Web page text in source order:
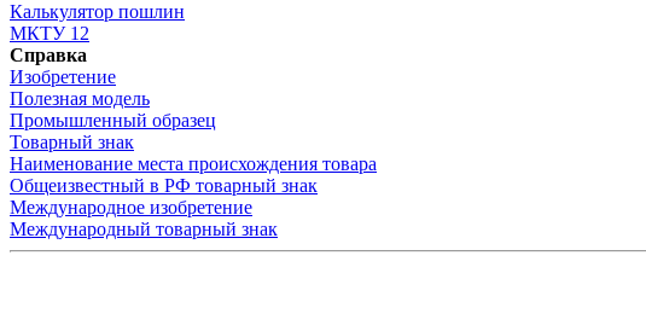
Калькулятор пошлин
МКТУ 12
Справка
Изобретение
Полезная модель
Промышленный образец
Товарный знак
Наименование места происхождения товара
Общеизвестный в РФ товарный знак
Международное изобретение
Международный товарный знак